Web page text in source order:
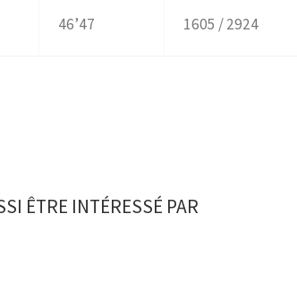
46’47 1605 / 2924
ÊTRE INTÉRESSÉ PAR